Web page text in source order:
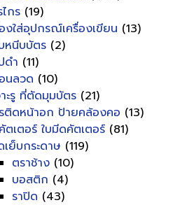
กร (19)
งใส่อุปกรณ์เครื่องเขียน (13)
หนีบบัตร (2)
ดำ (11)
นลวด (10)
าะรู ที่ตัดมุมบัตร (21)
ติดหน้าอก ป้ายคล้องคอ (13)
ตเตอร์ ใบมีดคัตเตอร์ (81)
เย็บกระดาษ (119)
ตราช้าง (10)
บอสติก (4)
ราปิด (43)